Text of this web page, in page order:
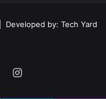
Developed by: Tech Yard
YouTubeInstagram